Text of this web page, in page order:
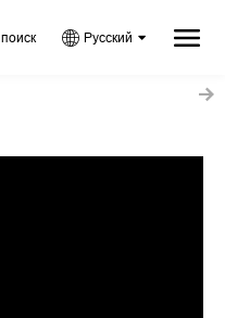
поиск Русский